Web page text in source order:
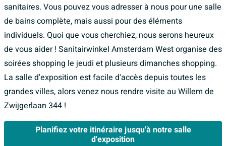
sanitaires. Vous pouvez vous adresser à nous pour une salle
de bains complète, mais aussi pour des éléments
individuels. Quoi que vous cherchiez, nous serons heureux
de vous aider ! Sanitairwinkel Amsterdam West organise des
soirées shopping le jeudi et plusieurs dimanches shopping.
La salle d'exposition est facile d'accès depuis toutes les
grandes villes, alors venez nous rendre visite au Willem de
Zwijgerlaan 344 !
Planifiez votre itinéraire jusqu'à notre salle
d'exposition